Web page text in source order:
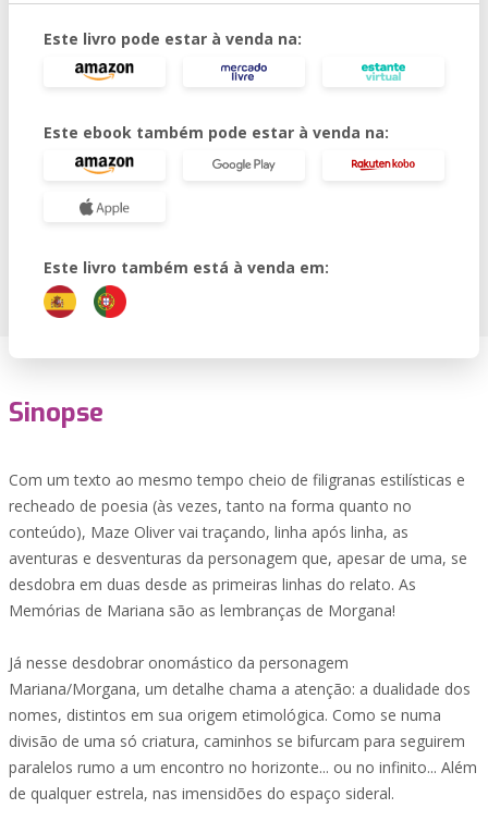
Este livro pode estar à venda na:
Este ebook também pode estar à venda na:
Este livro também está à venda em:
Sinopse
Com um texto ao mesmo tempo cheio de filigranas estilísticas e
recheado de poesia (às vezes, tanto na forma quanto no
conteúdo), Maze Oliver vai traçando, linha após linha, as
aventuras e desventuras da personagem que, apesar de uma, se
desdobra em duas desde as primeiras linhas do relato. As
Memórias de Mariana são as lembranças de Morgana!
Já nesse desdobrar onomástico da personagem
Mariana/Morgana, um detalhe chama a atenção: a dualidade dos
nomes, distintos em sua origem etimológica. Como se numa
divisão de uma só criatura, caminhos se bifurcam para seguirem
paralelos rumo a um encontro no horizonte... ou no infinito... Além
de qualquer estrela, nas imensidões do espaço sideral.